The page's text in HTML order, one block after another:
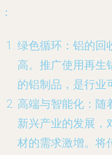
绿色循环 ：铝的
高。推广使用再生
的铝制品，是行业
高端与智能化 ：
新兴产业的发展，
材的需求激增。将